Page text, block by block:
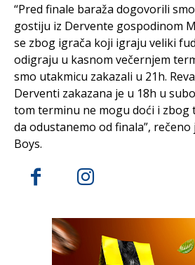
“Pred finale baraža dogovorili
gostiju iz Dervente gospodinom
se zbog igrača koji igraju veliki
odigraju u kasnom večernjem
smo utakmicu zakazali u 21h.
Derventi zakazana je u 18h u
tom terminu ne mogu doći i zbog
da odustanemo od finala”, rečeno
Boys.